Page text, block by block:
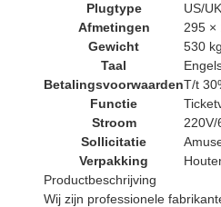
Plugtype
US/
Afmetingen
295 ×
Gewicht
530 kg
Taal
BetalingsvoorwaardenT/t
Functie
Stroom
220V/
Sollicitatie
Verpakking
Productbeschrijving
Wij zijn professionele